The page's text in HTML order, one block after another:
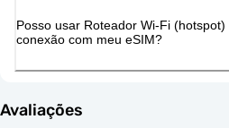
Posso usar Roteador Wi-Fi
conexão com meu eSIM?
Avaliações